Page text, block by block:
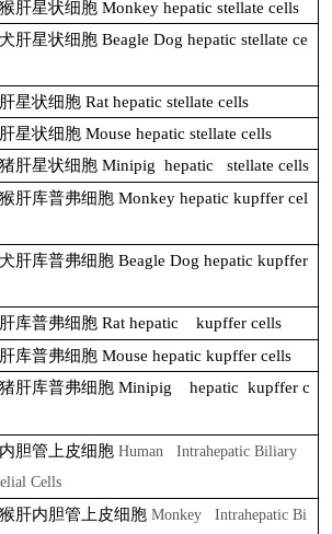
肝星状细胞 Monkey hepatic stellate cells
肝星状细胞 Beagle Dog hepatic stellate ce
星状细胞 Rat hepatic stellate cells
星状细胞 Mouse hepatic stellate cells
肝星状细胞 Minipig hepatic stellate cells
肝库普弗细胞 Monkey hepatic kupffer cel
肝库普弗细胞 Beagle Dog hepatic kupffer
库普弗细胞 Rat hepatic
kupffer cells
库普弗细胞 Mouse hepatic kupffer cells
肝库普弗细胞 Minipig hepatic kupffer c
胆管上皮细胞 Human Intrahepatic Biliary
Cells
肝内胆管上皮细胞 Monkey Intrahepatic Bi